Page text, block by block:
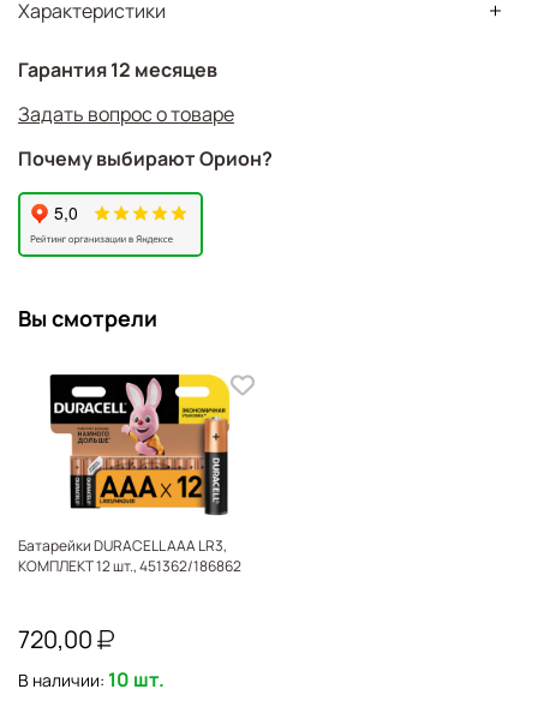
Характеристики
Гарантия 12 месяцев
Задать вопрос о товаре
Почему выбирают Орион?
Вы смотрели
Батарейки DURACELL AAA LR3,
КОМПЛЕКТ 12 шт., 451362/186862
720,00
В наличии: 10 шт.